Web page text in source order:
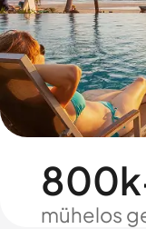
mühelos